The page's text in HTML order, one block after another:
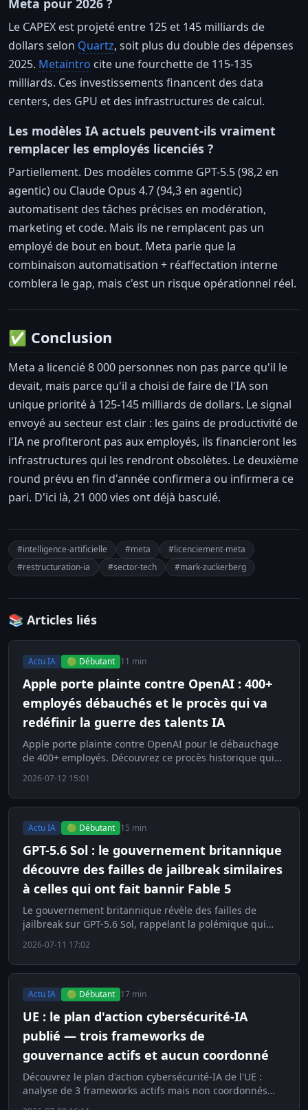
Le CAPEX est projeté entre 125 et 145 milliards de
dollars selon Quartz, soit plus du double des dépenses
2025. Metaintro cite une fourchette de 115-135
milliards. Ces investissements financent des data
centers, des GPU et des infrastructures de calcul.
Les modèles IA actuels peuvent-ils vraiment
remplacer les employés licenciés ?
Partiellement. Des modèles comme GPT-5.5 (98,2 en
agentic) ou Claude Opus 4.7 (94,3 en agentic)
automatisent des tâches précises en modération,
marketing et code. Mais ils ne remplacent pas un
employé de bout en bout. Meta parie que la
combinaison automatisation + réaffectation interne
comblera le gap, mais c'est un risque opérationnel réel.
✅ Conclusion
Meta a licencié 8 000 personnes non pas parce qu'il le
devait, mais parce qu'il a choisi de faire de l'IA son
unique priorité à 125-145 milliards de dollars. Le signal
envoyé au secteur est clair : les gains de productivité de
l'IA ne profiteront pas aux employés, ils financieront les
infrastructures qui les rendront obsolètes. Le deuxième
round prévu en fin d'année confirmera ou infirmera ce
pari. D'ici là, 21 000 vies ont déjà basculé.
#intelligence-artificielle #meta
#licenciement-meta
#restructuration-ia
#sector-tech #mark-zuckerberg
📚 Articles liés
Actu IA 🟢 Débutant 11 min
Apple porte plainte contre OpenAI : 400+
employés débauchés et le procès qui va
redéfinir la guerre des talents IA
Apple porte plainte contre OpenAI pour le débauchage
de 400+ employés. Découvrez ce procès historique qui
2026-07-12 15:01
Actu IA 🟢 Débutant 15 min
GPT-5.6 Sol : le gouvernement britannique
découvre des failles de jailbreak similaires
à celles qui ont fait bannir Fable 5
Le gouvernement britannique révèle des failles de
jailbreak sur GPT-5.6 Sol, rappelant la polémique qui
2026-07-11 17:02
Actu IA 🟢 Débutant 17 min
UE : le plan d'action cybersécurité-IA
publié — trois frameworks de
gouvernance actifs et aucun coordonné
Découvrez le plan d'action cybersécurité-IA de l'UE :
analyse de 3 frameworks actifs mais non coordonnés